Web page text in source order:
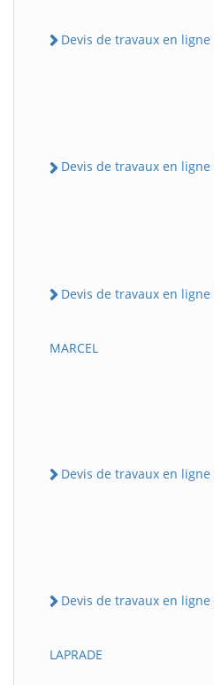
Devis de travaux en ligne
Devis de travaux en ligne
Devis de travaux en ligne
MARCEL
Devis de travaux en ligne
Devis de travaux en ligne
LAPRADE